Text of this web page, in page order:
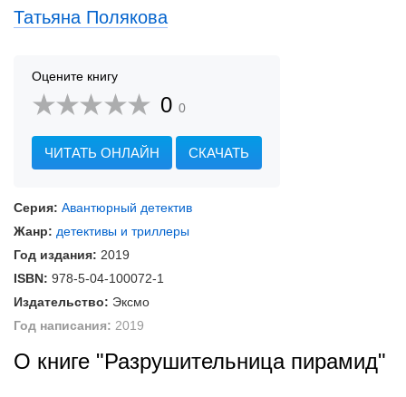
Татьяна Полякова
Оцените книгу
0 0
ЧИТАТЬ ОНЛАЙН СКАЧАТЬ
Серия: Авантюрный детектив
Жанр: детективы и триллеры
Год издания: 2019
ISBN: 978-5-04-100072-1
Издательство: Эксмо
Год написания: 2019
О книге "Разрушительница пирамид"